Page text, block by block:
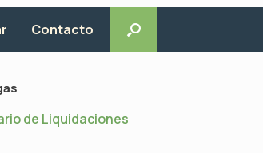
Contacto
de Liquidaciones